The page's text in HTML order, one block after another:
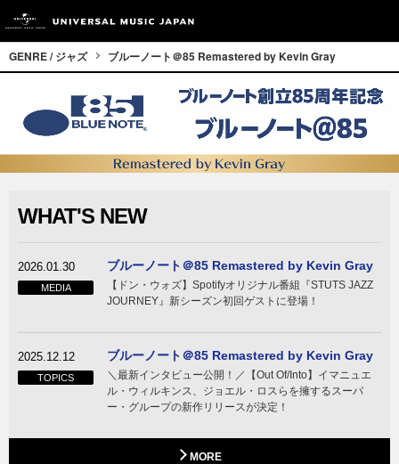
GENRE / ジャズ ブルーノート＠85 Remastered by Kevin Gray
WHAT'S NEW
2026.01.30
MEDIA
ブルーノート＠85 Remastered by Kevin Gray
【ドン・ウォズ】Spotifyオリジナル番組『STUTS JAZZ
JOURNEY』新シーズン初回ゲストに登場！
2025.12.12
TOPICS
ブルーノート＠85 Remastered by Kevin Gray
＼最新インタビュー公開！／【Out Of/Into】イマニュエ
ル・ウィルキンス、ジョエル・ロスらを擁するスーパ
ー・グループの新作リリースが決定！
MORE